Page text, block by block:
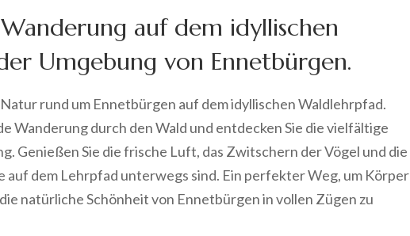
auf dem idyllischen
Umgebung von Ennetbürgen.
rund um Ennetbürgen auf dem idyllischen Waldlehrpfad.
Wanderung durch den Wald und entdecken Sie die vielfältige
Genießen Sie die frische Luft, das Zwitschern der Vögel und die
auf dem Lehrpfad unterwegs sind. Ein perfekter Weg, um Körper
natürliche Schönheit von Ennetbürgen in vollen Zügen zu